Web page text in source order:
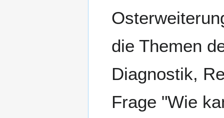
die Themen
Diagnostik,
Frage "Wie